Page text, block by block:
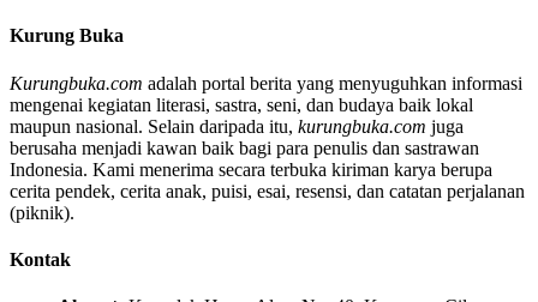
Kurung Buka
Kurungbuka.com adalah portal berita yang menyuguhkan informasi
mengenai kegiatan literasi, sastra, seni, dan budaya baik lokal
maupun nasional. Selain daripada itu, kurungbuka.com juga
berusaha menjadi kawan baik bagi para penulis dan sastrawan
Indonesia. Kami menerima secara terbuka kiriman karya berupa
cerita pendek, cerita anak, puisi, esai, resensi, dan catatan perjalanan
(piknik).
Kontak